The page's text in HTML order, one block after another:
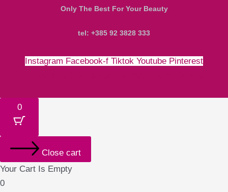
Only The Best For Your Beauty
tel: +385 92 3828 333
Instagram Facebook-f Tiktok Youtube Pinterest
0
Close cart
Your Cart Is Empty
0